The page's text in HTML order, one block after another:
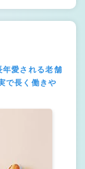
年愛される老舗
で長く働きや